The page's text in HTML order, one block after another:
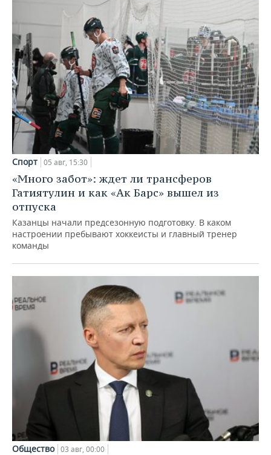
Спорт 05 авг, 15:30
«Много забот»: ждет ли трансферов
Гатиятулин и как «Ак Барс» вышел из
отпуска
Казанцы начали предсезонную подготовку. В каком
настроении пребывают хоккеисты и главный тренер
команды
Общество 03 авг, 00:00